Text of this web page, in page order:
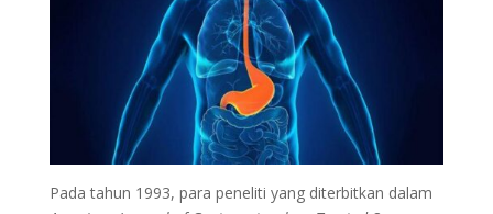
Pada tahun 1993, para peneliti yang diterbitkan dalam